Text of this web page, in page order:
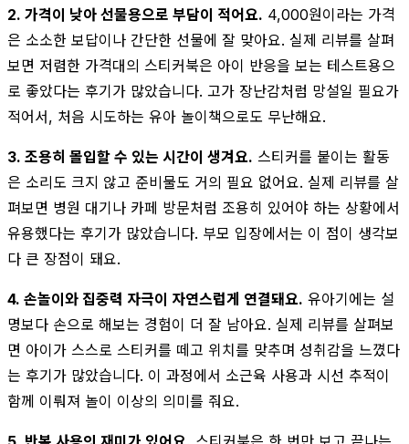
2. 가격이 낮아 선물용으로 부담이 적어요. 4,000원이라는 가격
은 소소한 보답이나 간단한 선물에 잘 맞아요. 실제 리뷰를 살펴
보면 저렴한 가격대의 스티커북은 아이 반응을 보는 테스트용으
로 좋았다는 후기가 많았습니다. 고가 장난감처럼 망설일 필요가
적어서, 처음 시도하는 유아 놀이책으로도 무난해요.
3. 조용히 몰입할 수 있는 시간이 생겨요. 스티커를 붙이는 활동
은 소리도 크지 않고 준비물도 거의 필요 없어요. 실제 리뷰를 살
펴보면 병원 대기나 카페 방문처럼 조용히 있어야 하는 상황에서
유용했다는 후기가 많았습니다. 부모 입장에서는 이 점이 생각보
다 큰 장점이 돼요.
4. 손놀이와 집중력 자극이 자연스럽게 연결돼요. 유아기에는 설
명보다 손으로 해보는 경험이 더 잘 남아요. 실제 리뷰를 살펴보
면 아이가 스스로 스티커를 떼고 위치를 맞추며 성취감을 느꼈다
는 후기가 많았습니다. 이 과정에서 소근육 사용과 시선 추적이
함께 이뤄져 놀이 이상의 의미를 줘요.